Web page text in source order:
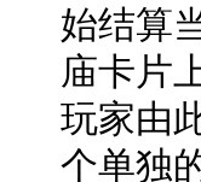
始结算
庙卡片
玩家由
个单独